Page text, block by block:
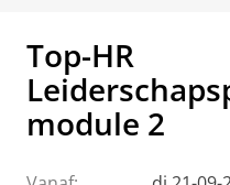
Top-HR
module 2